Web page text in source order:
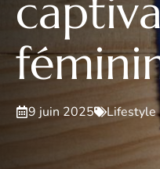
9 juin 2025 Lifestyle